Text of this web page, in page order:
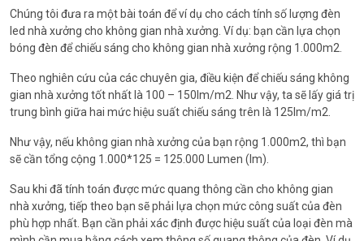
Chúng tôi đưa ra một bài toán để ví dụ cho cách tính số lượng đèn
led nhà xưởng cho không gian nhà xưởng. Ví dụ: bạn cần lựa chọn
bóng đèn để chiếu sáng cho không gian nhà xưởng rộng 1.000m2.
Theo nghiên cứu của các chuyên gia, điều kiện để chiếu sáng không
gian nhà xưởng tốt nhất là 100 – 150lm/m2. Như vậy, ta sẽ lấy giá trị
trung bình giữa hai mức hiệu suất chiếu sáng trên là 125lm/m2.
Như vậy, nếu không gian nhà xưởng của bạn rộng 1.000m2, thì bạn
sẽ cần tổng cộng 1.000*125 = 125.000 Lumen (lm).
Sau khi đã tính toán được mức quang thông cần cho không gian
nhà xưởng, tiếp theo bạn sẽ phải lựa chọn mức công suất của đèn
phù hợp nhất. Bạn cần phải xác định được hiệu suất của loại đèn mà